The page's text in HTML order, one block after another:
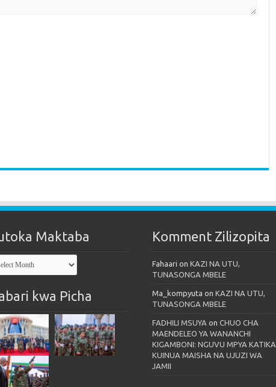
Maktaba
kwa Picha
Komment Zilizopita
Fahaari on KAZI NA UTU,
TUNASONGA MBELE
Ma_kompyuta on KAZI NA UTU,
TUNASONGA MBELE
FADHILI MSUYA on CHUO CHA
MAENDELEO YA WANANCHI
KIGAMBONI: NGUVU MPYA KATIKA
KUINUA MAISHA NA UJUZI WA
JAMII